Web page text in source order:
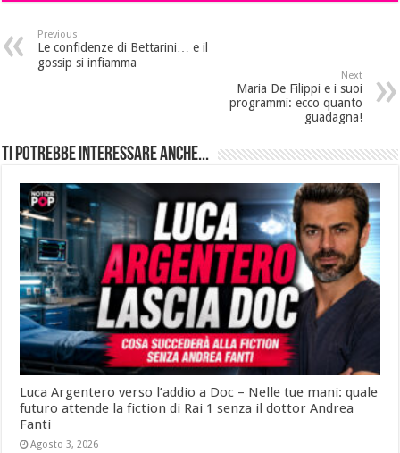
Previous
Le confidenze di Bettarini… e il
gossip si infiamma
Next
Maria De Filippi e i suoi
programmi: ecco quanto
guadagna!
Ti potrebbe interessare anche...
Luca Argentero verso l’addio a Doc – Nelle tue mani: quale
futuro attende la fiction di Rai 1 senza il dottor Andrea
Fanti
Agosto 3, 2026